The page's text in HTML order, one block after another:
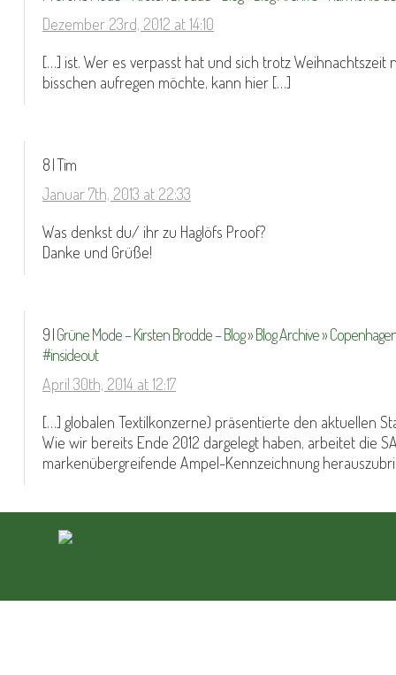
Dezember 23rd, 2012 at 14:10
[…] ist. Wer es verpasst hat und sich trotz Weihnachtszeit
bisschen aufregen möchte, kann hier […]
8 | Tim
Januar 7th, 2013 at 22:33
Was denkst du/ ihr zu Haglöfs Proof?
Danke und Grüße!
9 |Grüne Mode – Kirsten Brodde – Blog » Blog Archive »
#insideout
April 30th, 2014 at 12:17
[…] globalen Textilkonzerne) präsentierte den aktuellen
Wie wir bereits Ende 2012 dargelegt haben, arbeitet die
markenübergreifende Ampel-Kennzeichnung